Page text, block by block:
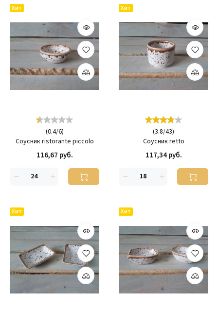
Хит
(0.4/6)
Соусник ristorante piccolo
116,67 руб.
Хит
(3.8/43)
Соусник retto
117,34 руб.
Хит Хит